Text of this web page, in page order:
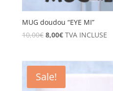
MUG doudou “EYE MI”
10,00€ 8,00€ TVA INCLUSE
Sale!